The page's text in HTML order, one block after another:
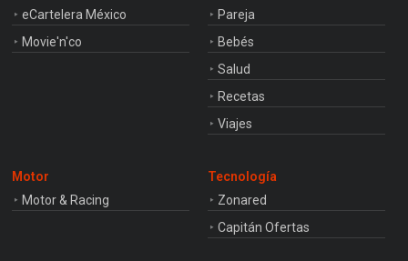
eCartelera México
Movie'n'co
Pareja
Bebés
Salud
Recetas
Viajes
Motor
Motor & Racing
Tecnología
Zonared
Capitán Ofertas